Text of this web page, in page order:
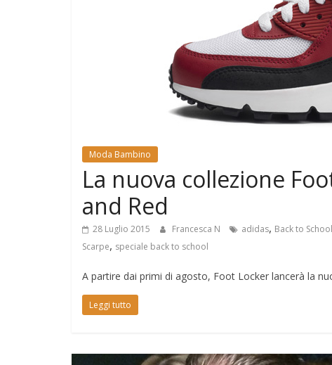
Moda Bambino
La nuova collezione
and Red
28 Luglio 2015 Francesca N adidas, Back to School
Scarpe, speciale back to school
A partire dai primi di agosto, Foot Locker lancerà la
Leggi tutto